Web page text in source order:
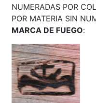
NUMERADAS POR
POR MATERIA SIN
MARCA DE FUEGO: